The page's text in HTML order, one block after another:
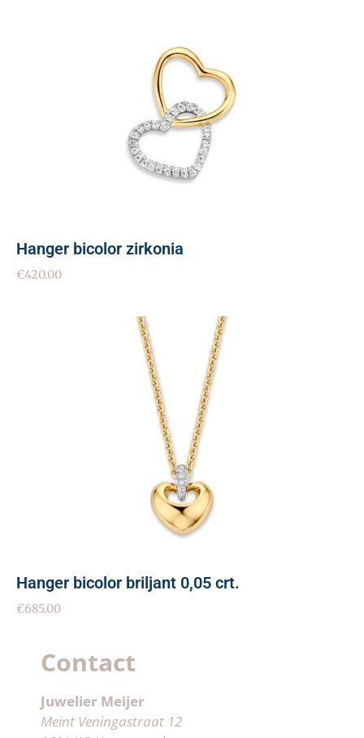
Hanger bicolor zirkonia
€420.00
Hanger bicolor briljant 0,05 crt.
€685.00
Contact
Juwelier Meijer
Meint Veningastraat 12